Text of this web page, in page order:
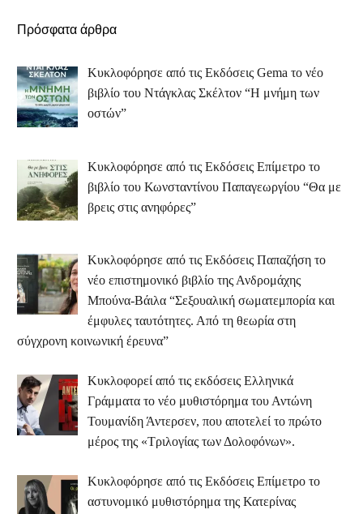
Πρόσφατα άρθρα
Κυκλοφόρησε από τις Εκδόσεις Gema το νέο
βιβλίο του Ντάγκλας Σκέλτον “Η μνήμη των
οστών”
Κυκλοφόρησε από τις Εκδόσεις Επίμετρο το
βιβλίο του Κωνσταντίνου Παπαγεωργίου “Θα με
βρεις στις ανηφόρες”
Κυκλοφόρησε από τις Εκδόσεις Παπαζήση το
νέο επιστημονικό βιβλίο της Ανδρομάχης
Μπούνα-Βάιλα “Σεξουαλική σωματεμπορία και
έμφυλες ταυτότητες. Από τη θεωρία στη
σύγχρονη κοινωνική έρευνα”
Κυκλοφορεί από τις εκδόσεις Ελληνικά
Γράμματα το νέο μυθιστόρημα του Αντώνη
Τουμανίδη Άντερσεν, που αποτελεί το πρώτο
μέρος της «Τριλογίας των Δολοφόνων».
Κυκλοφόρησε από τις Εκδόσεις Επίμετρο το
αστυνομικό μυθιστόρημα της Κατερίνας